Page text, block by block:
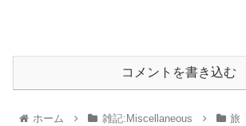
コメントを書き込む
ホーム 雑記:Miscellaneous 旅